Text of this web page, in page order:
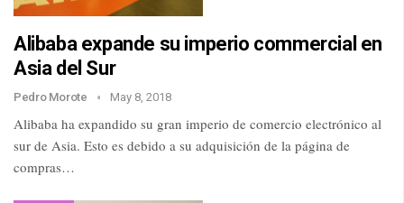
Alibaba expande su imperio commercial en
Asia del Sur
Pedro Morote May 8, 2018
Alibaba ha expandido su gran imperio de comercio electrónico al
sur de Asia. Esto es debido a su adquisición de la página de
compras…